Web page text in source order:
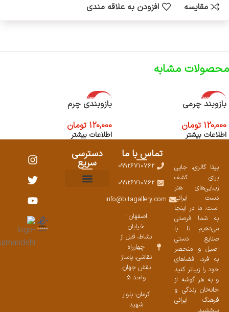
مقایسه افزودن به علاقه مندی
محصولات مشابه
اتمام موجود
ی
بازوبند چرمی
120,000 تومان
اطلاعات بیشتر
اتمام موجود
ی
بازوبندی چرم
120,000 تومان
اطلاعات بیشتر
بیتا گالری، جایی
برای کشف
زیبایی‌های هنر
دست ایرانی
است. ما در اینجا
به شما فرصتی
می‌دهیم تا با
صنایع دستی
اصیل و منحصر
به فرد، فضاهای
خود را زیباتر کنید
و به هر گوشه از
خانه‌تان زندگی و
فرهنگ ایرانی
تماس با ما
09926710762
09926710762
info@bitagallery.com
اصفهان :
خیابان
نشاط، قبل از
چهارراه
نقاشی، پاساژ
نقش جهان،
واحد 5
کرمان: بلوار
شهید
دسترسی
سریع